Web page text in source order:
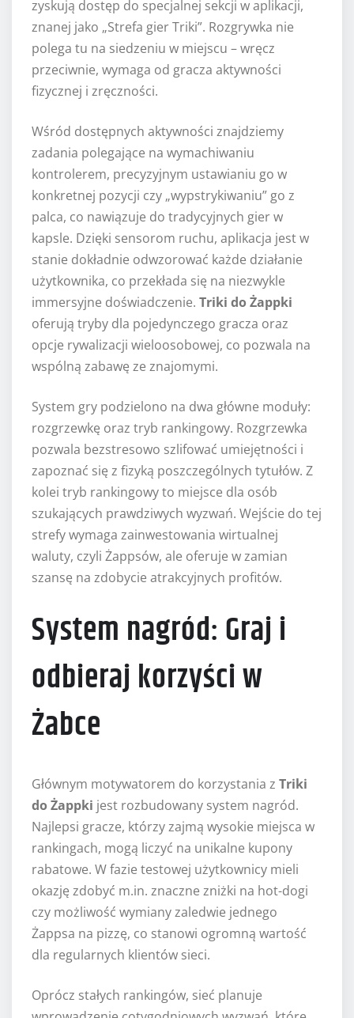
zyskują dostęp do specjalnej sekcji w aplikacji,
znanej jako „Strefa gier Triki”. Rozgrywka nie
polega tu na siedzeniu w miejscu – wręcz
przeciwnie, wymaga od gracza aktywności
fizycznej i zręczności.
Wśród dostępnych aktywności znajdziemy
zadania polegające na wymachiwaniu
kontrolerem, precyzyjnym ustawianiu go w
konkretnej pozycji czy „wypstrykiwaniu” go z
palca, co nawiązuje do tradycyjnych gier w
kapsle. Dzięki sensorom ruchu, aplikacja jest w
stanie dokładnie odwzorować każde działanie
użytkownika, co przekłada się na niezwykle
immersyjne doświadczenie. Triki do Żappki
oferują tryby dla pojedynczego gracza oraz
opcje rywalizacji wieloosobowej, co pozwala na
wspólną zabawę ze znajomymi.
System gry podzielono na dwa główne moduły:
rozgrzewkę oraz tryb rankingowy. Rozgrzewka
pozwala bezstresowo szlifować umiejętności i
zapoznać się z fizyką poszczególnych tytułów. Z
kolei tryb rankingowy to miejsce dla osób
szukających prawdziwych wyzwań. Wejście do tej
strefy wymaga zainwestowania wirtualnej
waluty, czyli Żappsów, ale oferuje w zamian
szansę na zdobycie atrakcyjnych profitów.
System nagród: Graj i
odbieraj korzyści w
Żabce
Głównym motywatorem do korzystania z Triki
do Żappki jest rozbudowany system nagród.
Najlepsi gracze, którzy zajmą wysokie miejsca w
rankingach, mogą liczyć na unikalne kupony
rabatowe. W fazie testowej użytkownicy mieli
okazję zdobyć m.in. znaczne zniżki na hot-dogi
czy możliwość wymiany zaledwie jednego
Żappsa na pizzę, co stanowi ogromną wartość
dla regularnych klientów sieci.
Oprócz stałych rankingów, sieć planuje